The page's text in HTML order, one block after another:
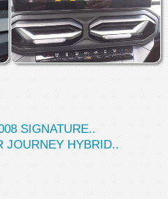
SIGNATURE..
JOURNEY HYBRID..